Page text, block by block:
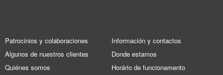
Patrocinios y colaboraciones
Algunos de nuestros clientes
Quiénes somos
Información y contactos
Donde estamos
Horário de funcionamento